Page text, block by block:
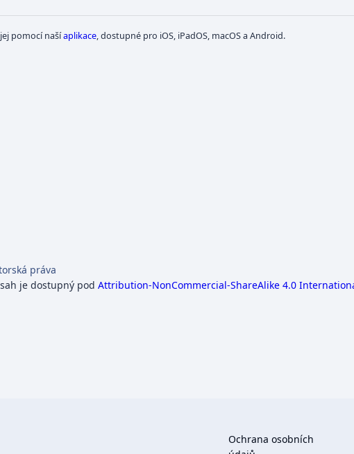
pomocí našíaplikace, dostupné pro iOS, iPadOS, macOS a Android.
práva
je dostupný pod Attribution-NonCommercial-ShareAlike 4.0
Ochrana osobních